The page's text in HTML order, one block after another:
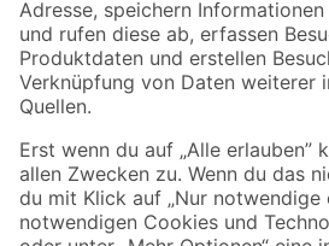
Zahlungsarten
Sicher einkaufen
Jetzt die toom-App herunterladen